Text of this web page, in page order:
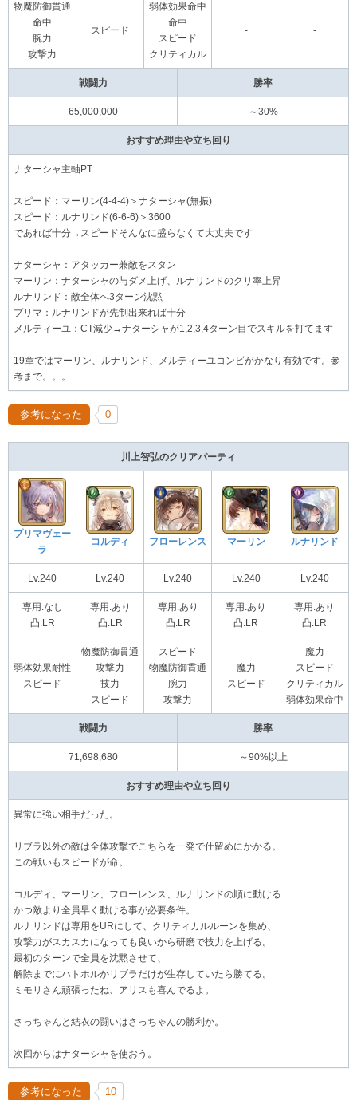
物魔防御貫通
命中
腕力
攻撃力
スピード
弱体効果命中
命中
スピード
クリティカル
- -
戦闘力 勝率
65,000,000 ～30%
おすすめ理由や立ち回り
ナターシャ主軸PT
スピード：マーリン(4-4-4)＞ナターシャ(無振)
スピード：ルナリンド(6-6-6)＞3600
であれば十分→スピードそんなに盛らなくて大丈夫です
ナターシャ：アタッカー兼敵をスタン
マーリン：ナターシャの与ダメ上げ、ルナリンドのクリ率上昇
ルナリンド：敵全体へ3ターン沈黙
プリマ：ルナリンドが先制出来れば十分
メルティーユ：CT減少→ナターシャが1,2,3,4ターン目でスキルを打てます
19章ではマーリン、ルナリンド、メルティーユコンビがかなり有効です。参
考まで。。。
参考になった 0
川上智弘のクリアパーティ
プリマヴェー
ラ
コルディ フローレンス マーリン ルナリンド
Lv.240 Lv.240 Lv.240 Lv.240 Lv.240
専用:なし
凸:LR
専用:あり
凸:LR
専用:あり
凸:LR
専用:あり
凸:LR
専用:あり
凸:LR
弱体効果耐性
スピード
物魔防御貫通
攻撃力
技力
スピード
スピード
物魔防御貫通
腕力
攻撃力
魔力
スピード
魔力
スピード
クリティカル
弱体効果命中
戦闘力 勝率
71,698,680 ～90%以上
おすすめ理由や立ち回り
異常に強い相手だった。
リブラ以外の敵は全体攻撃でこちらを一発で仕留めにかかる。
この戦いもスピードが命。
コルディ、マーリン、フローレンス、ルナリンドの順に動ける
かつ敵より全員早く動ける事が必要条件。
ルナリンドは専用をURにして、クリティカルルーンを集め、
攻撃力がスカスカになっても良いから研磨で技力を上げる。
最初のターンで全員を沈黙させて、
解除までにハトホルかリブラだけが生存していたら勝てる。
ミモリさん頑張ったね、アリスも喜んでるよ。
さっちゃんと結衣の闘いはさっちゃんの勝利か。
次回からはナターシャを使おう。
参考になった 10